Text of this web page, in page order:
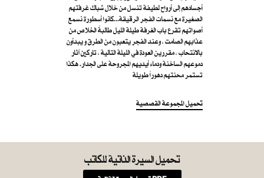
أجسادهم إلى أرواح لطيفة تنسل من خلال شباك غرفتهم
الصغيرة مع نسمات الفجر الرقيقة...كانوا أسطورة نسمع
أصواتهم تقرع باب الغرفة طيلة الليل طالبةً الخلاص من
عذابهم الصامت ، وعند الفجر يتعبون من الطرق و يبدأون
بالانتحاب ، مقررين العودة في الليلة التالية ، تاركين آثار
دموعهم الساخنة ودماء أيديهم المجروحة على الجدار. هكذا
تستمر محنتهم دهوراً طويلة
تحميل المجموعة القصصية
تحميل السيرة الذاتية للكاتب